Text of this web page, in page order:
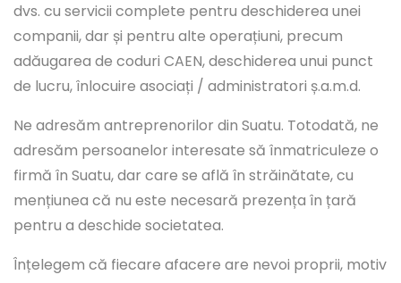
dvs. cu servicii complete pentru deschiderea unei
companii, dar și pentru alte operațiuni, precum
adăugarea de coduri CAEN, deschiderea unui punct
de lucru, înlocuire asociați / administratori ș.a.m.d.
Ne adresăm antreprenorilor din Suatu. Totodată, ne
adresăm persoanelor interesate să înmatriculeze o
firmă în Suatu, dar care se află în străinătate, cu
mențiunea că nu este necesară prezența în țară
pentru a deschide societatea.
Înțelegem că fiecare afacere are nevoi proprii, motiv